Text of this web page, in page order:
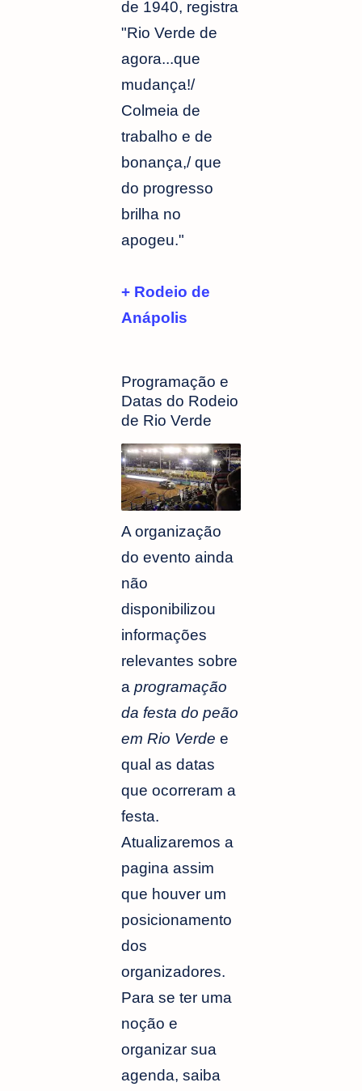
de 1940, registra
"Rio Verde de
agora...que
mudança!/
Colmeia de
trabalho e de
bonança,/ que
do progresso
brilha no
apogeu."
+ Rodeio de
Anápolis
Programação e
Datas do Rodeio
de Rio Verde
A organização
do evento ainda
não
disponibilizou
informações
relevantes sobre
a programação
da festa do peão
em Rio Verde e
qual as datas
que ocorreram a
festa.
Atualizaremos a
pagina assim
que houver um
posicionamento
dos
organizadores.
Para se ter uma
noção e
organizar sua
agenda, saiba